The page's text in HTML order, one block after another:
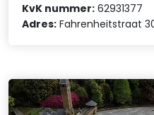
KvK nummer: 62931377
Adres: Fahrenheitstraat